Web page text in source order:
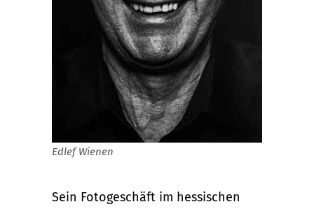
Edlef Wienen
Sein Fotogeschäft im hessischen